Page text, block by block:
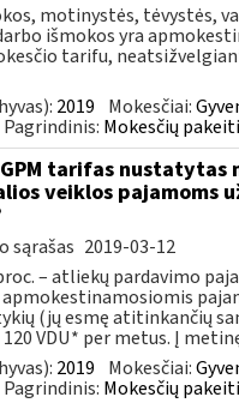
motinystės, tėvystės,
išmokos yra
tarifu,
2019 Mokesčiai:
Pagrindinis: Mokesčių
tarifas nustatytas
veiklos pajamoms
sąrašas 2019-03-12
– atliekų pardavimo
(jų esmę atitinkančių
VDU* per metus. Į
2019 Mokesčiai:
Pagrindinis: Mokesčių